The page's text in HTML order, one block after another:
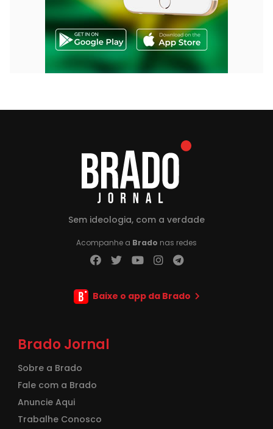
Sem ideologia, com a verdade
Acompanhe a Brado nas redes
Baixe o app da Brado
Brado Jornal
Sobre a Brado
Fale com a Brado
Anuncie Aqui
Trabalhe Conosco